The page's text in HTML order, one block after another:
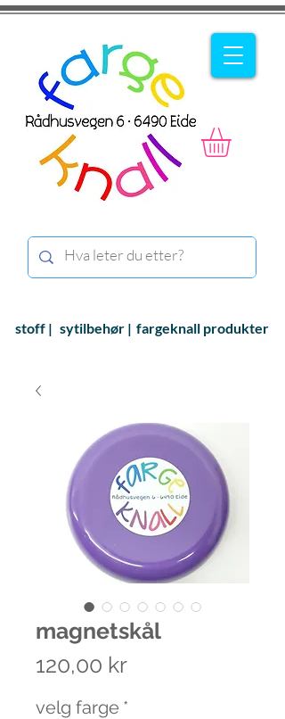
stoff | sytilbehør | fargeknall produkter
magnetskål
120,00 krPris
velg farge *